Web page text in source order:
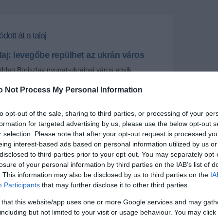
Not Process My Personal Information
opt-out of the sale, sharing to third parties, or processing of your
for targeted advertising by us, please use the below opt-out
selection. Please note that after your opt-out request is processed
interest-based ads based on personal information utilized by us
to third parties prior to your opt-out. You may separately
of your personal information by third parties on the IAB’s list of
This information may also be disclosed by us to third parties on the
Participants that may further disclose it to other third parties.
that this website/app uses one or more Google services and may
but not limited to your visit or usage behaviour. You may
át a talaj
levegőbe repülhet az ukrán város
Boriszlav nyugat-ukrajnai város egyik
Szlovákiától nem messze lévő településen - a
járásában - négy évtizede történt már hasonló
lakott területen történt kőolajkitörés után a kísérő
s a szerencsétlenségben 17 ember meghalt.
talaj át van itatva földgázzal, s ettől a település olyan,
hordó. Sok lakóépületben a pincebejáratnál ki van
nyílt láng használata tilos.
város problémájával kedden az ukrán kormány
katasztrófaelhárítási programot fogadott el a 2012